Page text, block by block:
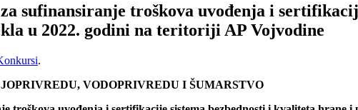
sufinansiranje troškova uvođenja i
u 2022. godini na teritoriji AP Vojvodine
.
VODOPRIVREDU I ŠUMARSTVO